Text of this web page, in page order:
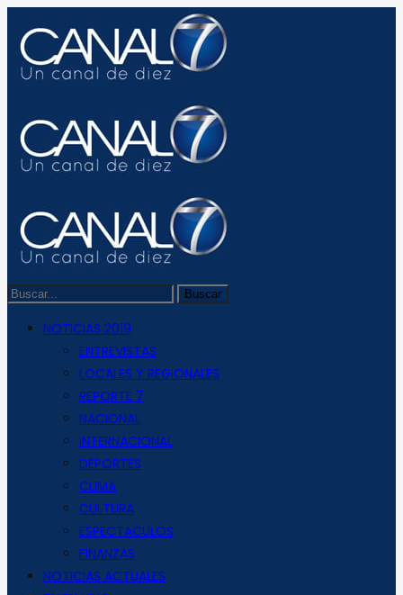
NOTICIAS 2019
ENTREVISTAS
LOCALES Y REGIONALES
REPORTE 7
NACIONAL
INTERNACIONAL
DEPORTES
CLIMA
CULTURA
ESPECTACULOS
FINANZAS
NOTICIAS ACTUALES